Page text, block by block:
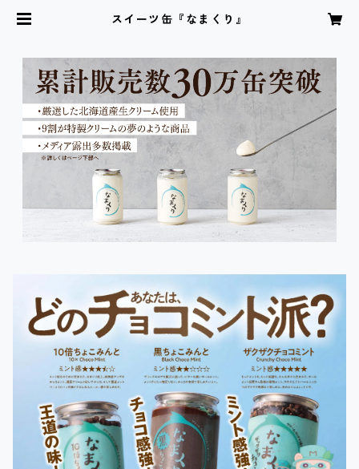
スイーツ缶『なまくり』